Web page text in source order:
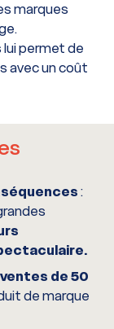
marques
lui permet de
avec un coût
:
de 50
de marque